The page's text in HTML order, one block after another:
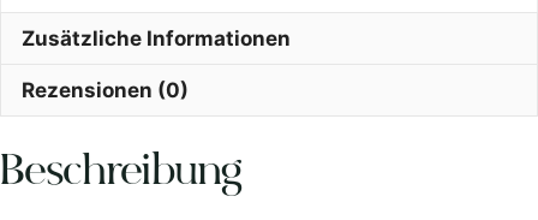
Zusätzliche Informationen
Rezensionen (0)
Beschreibung